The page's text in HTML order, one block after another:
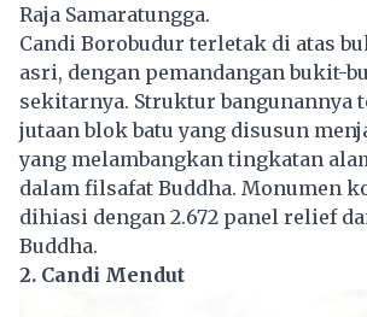
Raja Samaratungga.
Candi Borobudur terletak di atas
asri, dengan pemandangan bukit-
sekitarnya. Struktur bangunannya
jutaan blok batu yang disusun
yang melambangkan tingkatan
dalam filsafat Buddha. Monumen
dihiasi dengan 2.672 panel relief
Buddha.
2. Candi Mendut